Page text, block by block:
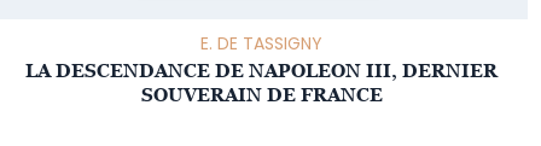
E. DE TASSIGNY
LA DESCENDANCE DE NAPOLEON III, DERNIER
SOUVERAIN DE FRANCE